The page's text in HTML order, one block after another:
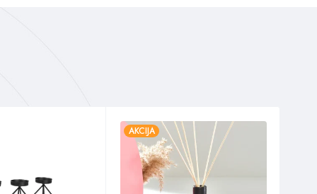
AKCIJA